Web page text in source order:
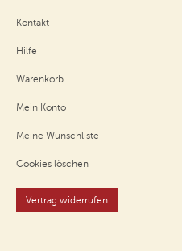
Kontakt
Hilfe
Warenkorb
Mein Konto
Meine Wunschliste
Cookies löschen
Vertrag widerrufen